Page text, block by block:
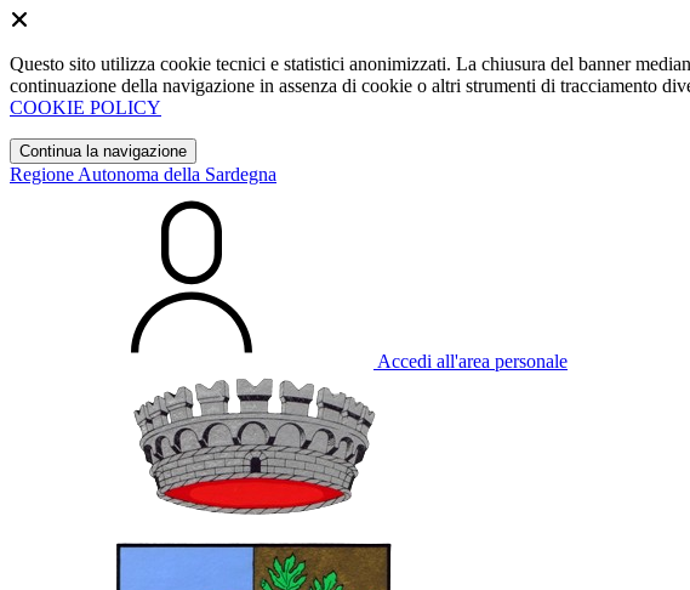
Questo sito utilizza cookie tecnici e statistici anonimizzati. La chiusura del banner
continuazione della navigazione in assenza di cookie o altri strumenti di tracciamento
COOKIE POLICY
Continua la navigazione
Regione Autonoma della Sardegna
Accedi all'area personale